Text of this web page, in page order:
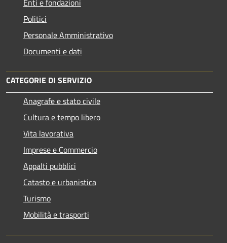
Enti e fondazioni
Politici
Personale Amministrativo
Documenti e dati
CATEGORIE DI SERVIZIO
Anagrafe e stato civile
Cultura e tempo libero
Vita lavorativa
Imprese e Commercio
Appalti pubblici
Catasto e urbanistica
Turismo
Mobilità e trasporti